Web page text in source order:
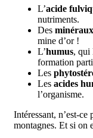
L’acide
nutriments.
Des minéraux
mine d’or !
L’humus, qui
formation
Les
Les acides
l’organisme.
Intéressant, n’est-
montagnes. Et si on